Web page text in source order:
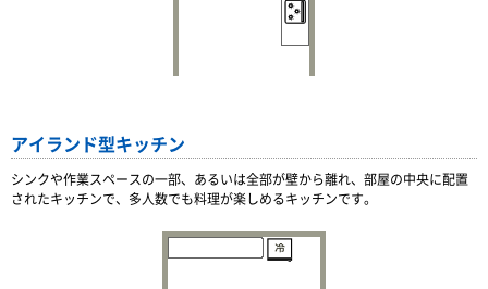
アイランド型キッチン
シンクや作業スペースの一部、あるいは全部が壁から離れ、部屋の中央に配置
されたキッチンで、多人数でも料理が楽しめるキッチンです。